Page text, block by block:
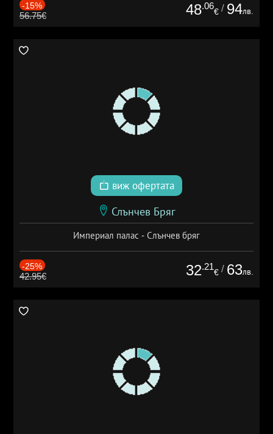
-15%
56.75€ 48.06
€ / 94лв.
виж офертата
Слънчев Бряг
Империал палас - Слънчев бряг
-25%
42.95€ 32.21
€ / 63лв.